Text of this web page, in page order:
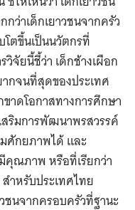
ว่าเด็กเยาวชนจากครัว
โตขึ้นเป็นนวัตกรที่
จัยนี้ชี้ว่า เด็กช้างเผือก
กจนที่สุดของประเทศ
าดโอกาสทางการศึกษา
สริมการพัฒนาพรสวรรค์
ศักยภาพได้ และ
ณภาพ หรือที่เรียกว่า
หรับประเทศไทย
ชนจากครอบครัวที่ฐานะ